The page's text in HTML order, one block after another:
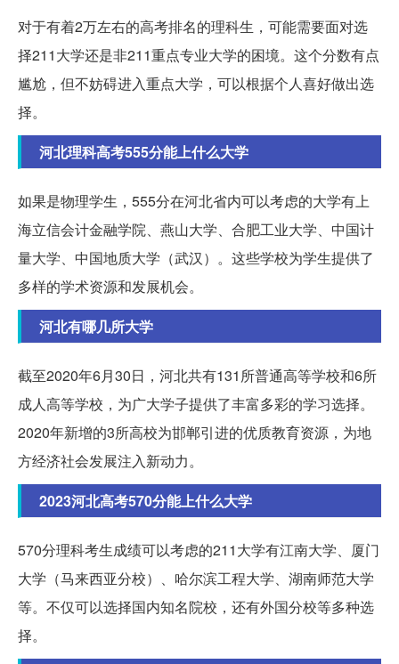
对于有着2万左右的高考排名的理科生，可能需要面对选
择211大学还是非211重点专业大学的困境。这个分数有点
尴尬，但不妨碍进入重点大学，可以根据个人喜好做出选
择。
河北理科高考555分能上什么大学
如果是物理学生，555分在河北省内可以考虑的大学有上
海立信会计金融学院、燕山大学、合肥工业大学、中国计
量大学、中国地质大学（武汉）。这些学校为学生提供了
多样的学术资源和发展机会。
河北有哪几所大学
截至2020年6月30日，河北共有131所普通高等学校和6所
成人高等学校，为广大学子提供了丰富多彩的学习选择。
2020年新增的3所高校为邯郸引进的优质教育资源，为地
方经济社会发展注入新动力。
2023河北高考570分能上什么大学
570分理科考生成绩可以考虑的211大学有江南大学、厦门
大学（马来西亚分校）、哈尔滨工程大学、湖南师范大学
等。不仅可以选择国内知名院校，还有外国分校等多种选
择。